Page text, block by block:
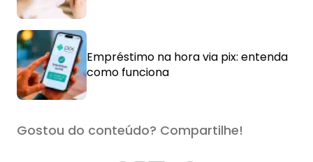
Empréstimo na hora via pix: entenda
como funciona
Gostou do conteúdo? Compartilhe!